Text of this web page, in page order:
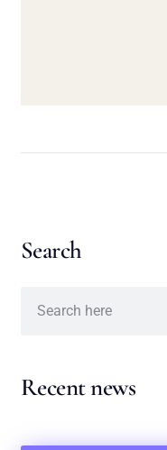
Search
Recent news